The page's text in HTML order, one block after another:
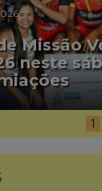
1
Missão
neste